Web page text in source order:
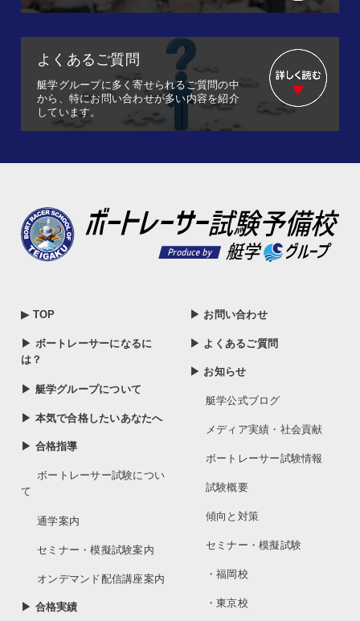
よくあるご質問
艇学グループに多く寄せられるご質問の中
から、特にお問い合わせが多い内容を紹介
しています。
▶ TOP
▶ ボートレーサーになるに
は？
▶ 艇学グループについて
▶ 本気で合格したいあなたへ
▶ 合格指導
ボートレーサー試験につい
て
通学案内
セミナー・模擬試験案内
オンデマンド配信講座案内
▶ 合格実績
▶ お問い合わせ
▶ よくあるご質問
▶ お知らせ
艇学公式ブログ
メディア実績・社会貢献
ボートレーサー試験情報
試験概要
傾向と対策
セミナー・模擬試験
・福岡校
・東京校